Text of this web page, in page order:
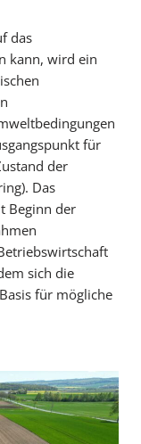
das
kann, wird ein
für
der
Das
Beginn der
sich die
für mögliche